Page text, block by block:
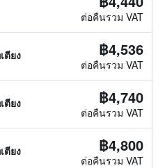
ต่อคืนรวม VAT
ตียง ฿4,536
ต่อคืนรวม VAT
ตียง ฿4,740
ต่อคืนรวม VAT
ตียง ฿4,800
ต่อคืนรวม VAT